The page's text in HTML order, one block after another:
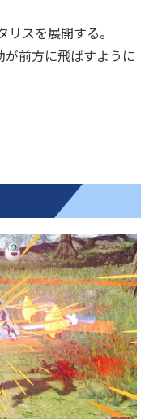
スを展開する。
前方に飛ばすように